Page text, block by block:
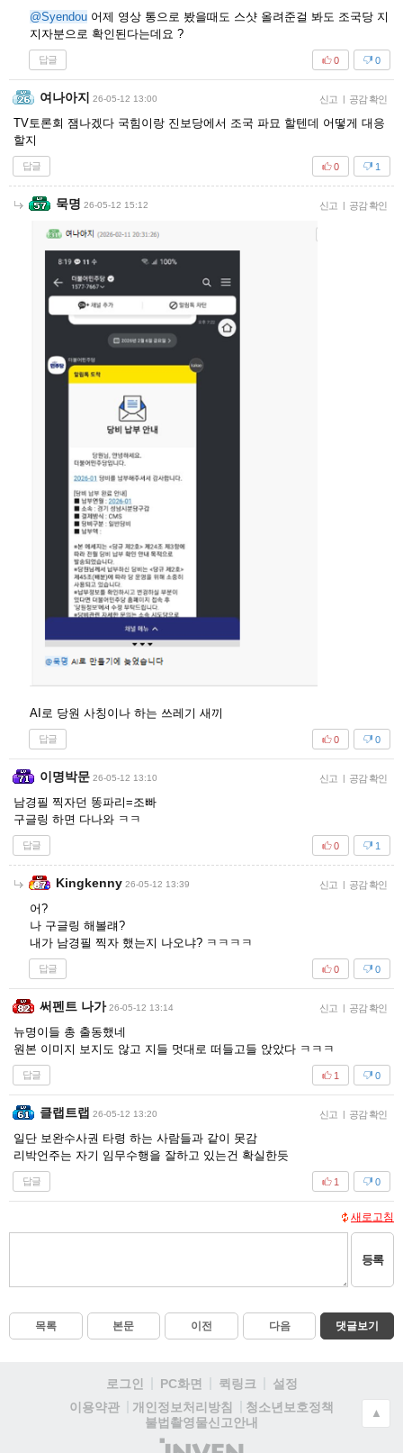
@Syendou 어제 영상 통으로 봤을때도 스샷 올려준걸 봐도 조국당 지
지자분으로 확인된다는데요 ?
답글 0
0
여나아지 26-05-12 13:00 신고 | 공감 확인
TV토론회 잼나겠다 국힘이랑 진보당에서 조국 파묘 할텐데 어떻게 대응
할지
답글 1
0
묵명 26-05-12 15:12 신고 | 공감 확인
AI로 당원 사칭이나 하는 쓰레기 새끼
답글 0
0
이명박문 26-05-12 13:10 신고 | 공감 확인
남경필 찍자던 똥파리=조빠
구글링 하면 다나와 ㅋㅋ
답글 1
0
Kingkenny 26-05-12 13:39 신고 | 공감 확인
어?
나 구글링 해볼럐?
내가 남경필 찍자 했는지 나오냐? ㅋㅋㅋㅋ
답글 0
0
써펜트 나가 26-05-12 13:14 신고 | 공감 확인
뉴명이들 총 출동했네
원본 이미지 보지도 않고 지들 멋대로 떠들고들 앉았다 ㅋㅋㅋ
답글 0
1
클랩트랩 26-05-12 13:20 신고 | 공감 확인
일단 보완수사권 타령 하는 사람들과 같이 못감
리박언주는 자기 임무수행을 잘하고 있는건 확실한듯
답글 0
1
새로고침
등록
목록 본문 이전 다음 댓글보기
로그인 PC화면 퀵링크
설정
이용약관
개인정보처리방침
청소년보호정책
불법촬영물신고안내
(주)
▲